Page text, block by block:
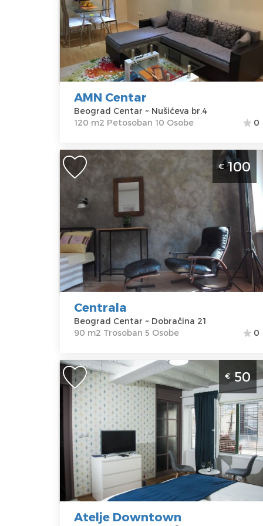
Lokacija:
Beograd
Centar
Adresa:
Nušićeva br.4
Cena207 €
Kvadratura :
120 m2
Struktura :
Petosoban
AMN Centar
Beograd Centar ~ Nušićeva br.4
120 m2 Petosoban 10 Osobe
0
Trosoban Apartman Centrala Beograd
Centar
Beograd
Centar
Adresa:
Dobračina 21
Cena100 €
Gosti: 5
Kvadratura :90
m2
Struktura :
Trosoban
€100
Centrala
Beograd Centar ~ Dobračina 21
90 m2 Trosoban 5 Osobe
0
Studio Apartman Atelje Downtown
Beograd Centar
Beograd
Lokacija:
Beograd
Centar
Adresa:
Čarapića 16
Cena50 €
Gosti:
Kvadratura :30
m2
Struktura :
Studio
€ 50
Atelje Downtown